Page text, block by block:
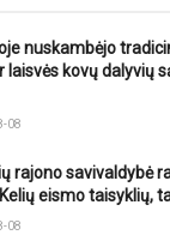
nuskambėjo
laisvės kovų dalyvių
08
rajono savivaldybė
eismo taisyklių,
08